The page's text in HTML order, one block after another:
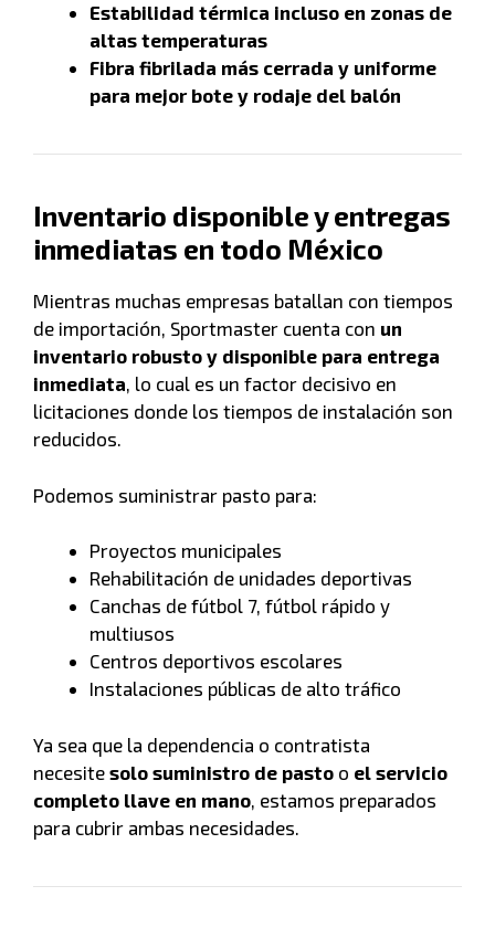
Estabilidad térmica incluso en zonas de
altas temperaturas
Fibra fibrilada más cerrada y uniforme
para mejor bote y rodaje del balón
Inventario disponible y entregas
inmediatas en todo México
Mientras muchas empresas batallan con tiempos
de importación, Sportmaster cuenta con un
inventario robusto y disponible para entrega
inmediata, lo cual es un factor decisivo en
licitaciones donde los tiempos de instalación son
reducidos.
Podemos suministrar pasto para:
Proyectos municipales
Rehabilitación de unidades deportivas
Canchas de fútbol 7, fútbol rápido y
multiusos
Centros deportivos escolares
Instalaciones públicas de alto tráfico
Ya sea que la dependencia o contratista
necesite solo suministro de pasto o el servicio
completo llave en mano , estamos preparados
para cubrir ambas necesidades.